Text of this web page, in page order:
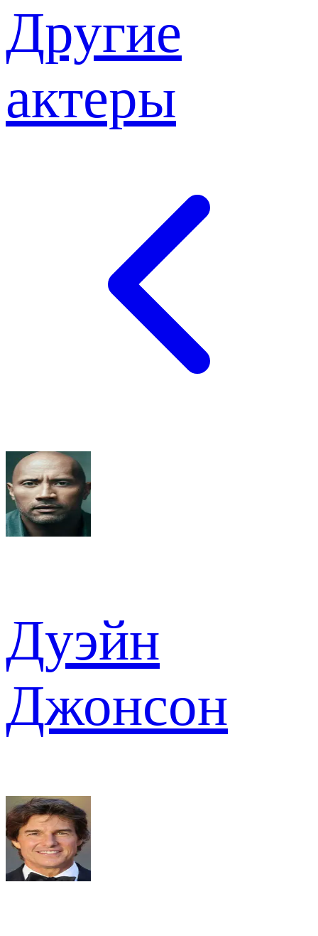
Другие
актеры
Дуэйн
Джонсон